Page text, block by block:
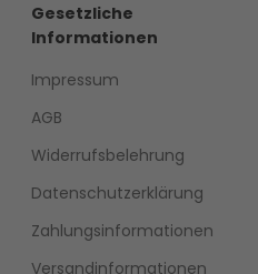
Gesetzliche
Informationen
Impressum
AGB
Widerrufsbelehrung
Datenschutzerklärung
Zahlungsinformationen
Versandinformationen